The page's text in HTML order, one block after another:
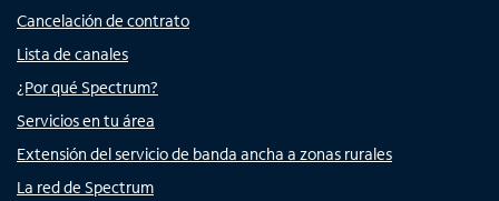
Cancelación de contrato
Lista de canales
¿Por qué Spectrum?
Servicios en tu área
Extensión del servicio de banda ancha a zonas rurales
La red de Spectrum